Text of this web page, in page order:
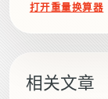
打开重量换算器
相关文章